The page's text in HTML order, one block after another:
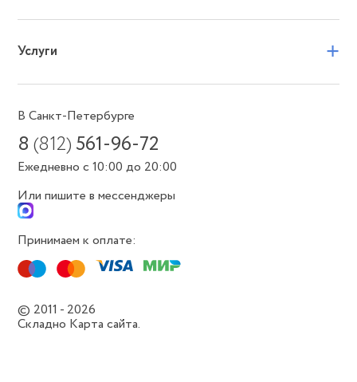
Услуги +
В Санкт-Петербурге
8(812) 561-96-72
Ежедневно с 10:00 до 20:00
Или пишите в мессенджеры
Принимаем к оплате:
© 2011 - 2026
Складно Карта сайта.